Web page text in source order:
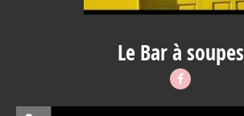
Le Bar à soupes